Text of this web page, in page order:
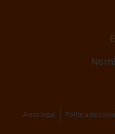
Aviso legal Política de